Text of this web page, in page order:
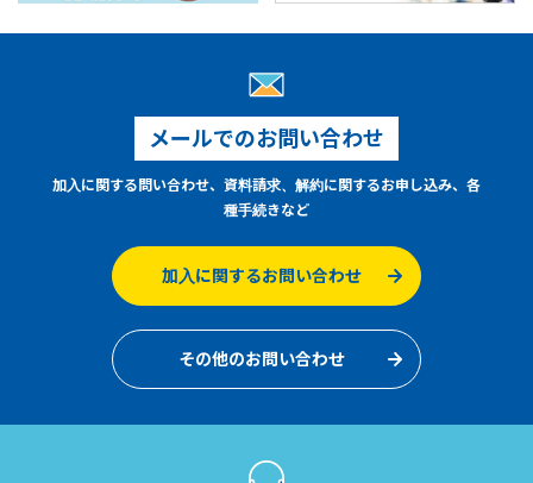
メールでのお問い合わせ
加入に関する問い合わせ、資料請求、解約に関するお申し込み、各
種手続きなど
加入に関するお問い合わせ
その他のお問い合わせ